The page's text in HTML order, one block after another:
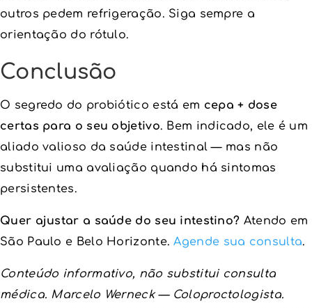
outros pedem refrigeração. Siga sempre a
orientação do rótulo.
Conclusão
O segredo do probiótico está em cepa + dose
certas para o seu objetivo. Bem indicado, ele é um
aliado valioso da saúde intestinal — mas não
substitui uma avaliação quando há sintomas
persistentes.
Quer ajustar a saúde do seu intestino? Atendo em
São Paulo e Belo Horizonte.Agende sua consulta.
Conteúdo informativo, não substitui consulta
médica. Marcelo Werneck — Coloproctologista.